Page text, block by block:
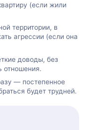
(если жили
территории, в
агрессии (если она
доводы, без
отношения.
— постепенное
будет трудней.